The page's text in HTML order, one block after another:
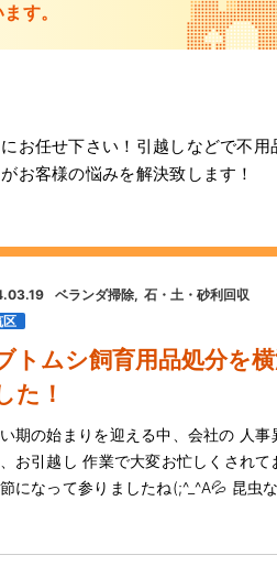
す。
お任せ下さい！引越しなどで不用
お客様の悩みを解決致します！
ベランダ掃除 石・土・砂利回収
区
トムシ飼育用品処分を
た！
期の始まりを迎える中、会社の 人事
お引越し 作業で大変お忙しくされて
になって参りましたね(;^_^A💦 昆虫